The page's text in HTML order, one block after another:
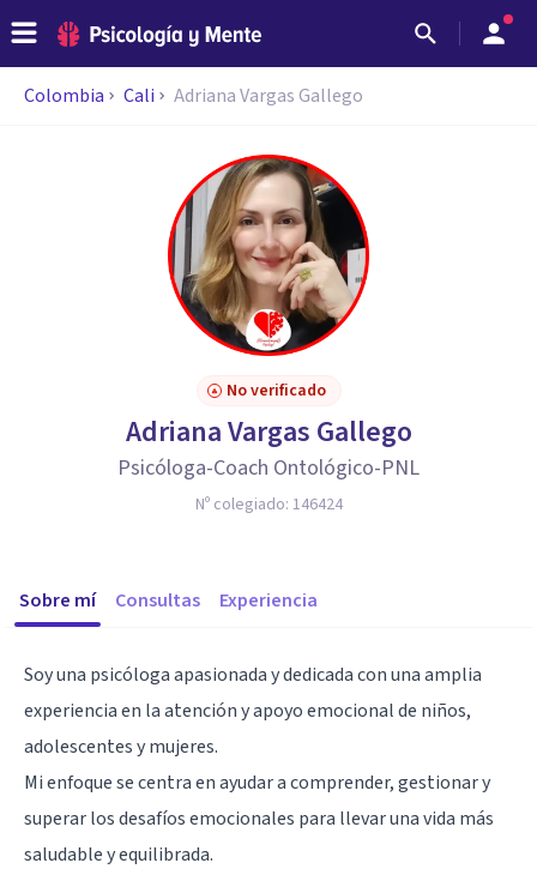
Colombia Cali Adriana Vargas Gallego
No verificado
Adriana Vargas Gallego
Psicóloga-Coach Ontológico-PNL
Nº colegiado: 146424
Sobre mí Consultas Experiencia
Soy una psicóloga apasionada y dedicada con una amplia
experiencia en la atención y apoyo emocional de niños,
adolescentes y mujeres.
Mi enfoque se centra en ayudar a comprender, gestionar y
superar los desafíos emocionales para llevar una vida más
saludable y equilibrada.